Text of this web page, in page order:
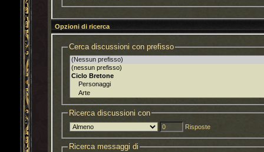
Opzioni di ricerca
Cerca discussioni con prefisso
Ricerca discussioni con
Risposte
Ricerca messaggi di